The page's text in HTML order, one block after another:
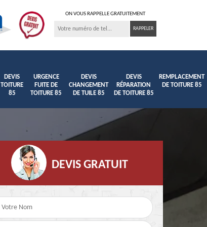
ON VOUS RAPPELLE GRATUITEMENT
DEVIS
TOITURE
85
URGENCE
FUITE DE
TOITURE 85
DEVIS
CHANGEMENT
DE TUILE 85
DEVIS
RÉPARATION
DE TOITURE 85
REMPLACEMENT
DE TOITURE 85
DEVIS GRATUIT